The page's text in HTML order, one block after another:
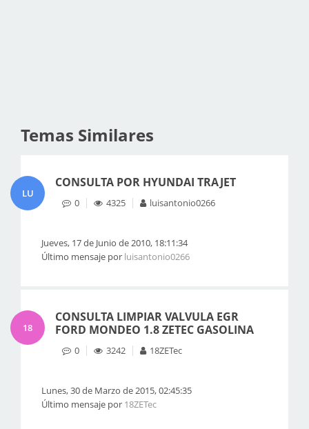
Temas Similares
LU
CONSULTA POR HYUNDAI TRAJET
0 4325 luisantonio0266
Jueves, 17 de Junio de 2010, 18:11:34
Último mensaje por luisantonio0266
18
CONSULTA LIMPIAR VALVULA EGR
FORD MONDEO 1.8 ZETEC GASOLINA
0 3242 18ZETec
Lunes, 30 de Marzo de 2015, 02:45:35
Último mensaje por 18ZETec